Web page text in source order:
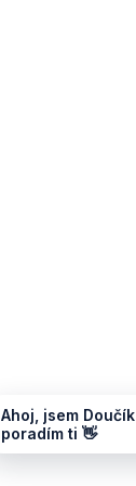
Ahoj, jsem Doučík
poradím ti 👋